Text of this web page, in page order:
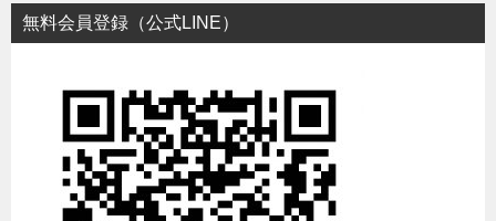
無料会員登録（公式LINE）